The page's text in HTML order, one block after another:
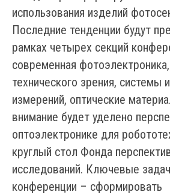
использования изделий
Последние тенденции будут
рамках четырех секций
современная
технического зрения, системы
измерений, оптические
внимание будет уделено
оптоэлектронике для
круглый стол Фонда
исследований. Ключевые
конференции – сформировать